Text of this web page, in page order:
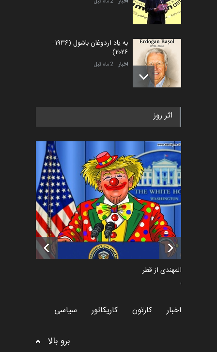
به یاد اردوغان باشول (۱۹۳۶–
۲۰۲۶)
اخبار 2 ماه قبل
رویداد کارگاهی کارتون و پوستر
اخبار 6 ماه قبل
فراخوان رویداد کارگاهی کارتون و
پوستر "ایران سربل…
اخبار 6 ماه قبل
تسلیت به همکار | سهراب خیری
اخبار 6 ماه قبل
اثر روز
سعد المهندی از قطر
سیاسی
اخبار کارتون کاریکاتور سیاسی
برو بالا